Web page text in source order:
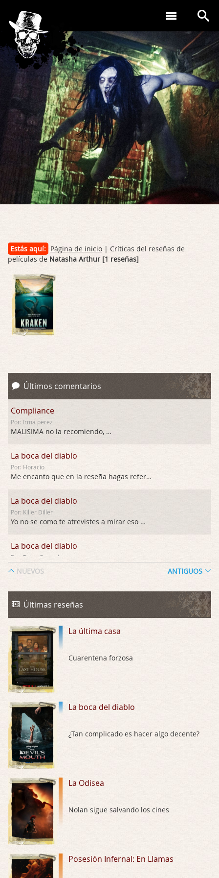
Estás aquí: Página de inicio | Críticas del reseñas de
películas de Natasha Arthur [1 reseñas]
Últimos comentarios
Compliance
Por: Irma perez
MALISIMA no la recomiendo, …
La boca del diablo
Por: Horacio
Me encanto que en la reseña hagas referen …
La boca del diablo
Por: Killer Diller
Yo no se como te atrevistes a mirar eso …
La boca del diablo
Por: Talan Gwynek
La Odisea
Por: Talan Gwynek
La Odisea
Por: Draghann
No sé si entrar en polémicas con respect …
Trance
Por: Luar
El señor de las moscas
Por: Luar
Hungry
Por: Croc
Las 10 películas gore de Almas Oscuras
Por: JORDI CRUYFF
Possession
Por: Chupasangre
NUEVOS ANTIGUOS
Últimas reseñas
La última casa
Cuarentena forzosa
La boca del diablo
¿Tan complicado es hacer algo decente?
La Odisea
Nolan sigue salvando los cines
Posesión Infernal: En Llamas